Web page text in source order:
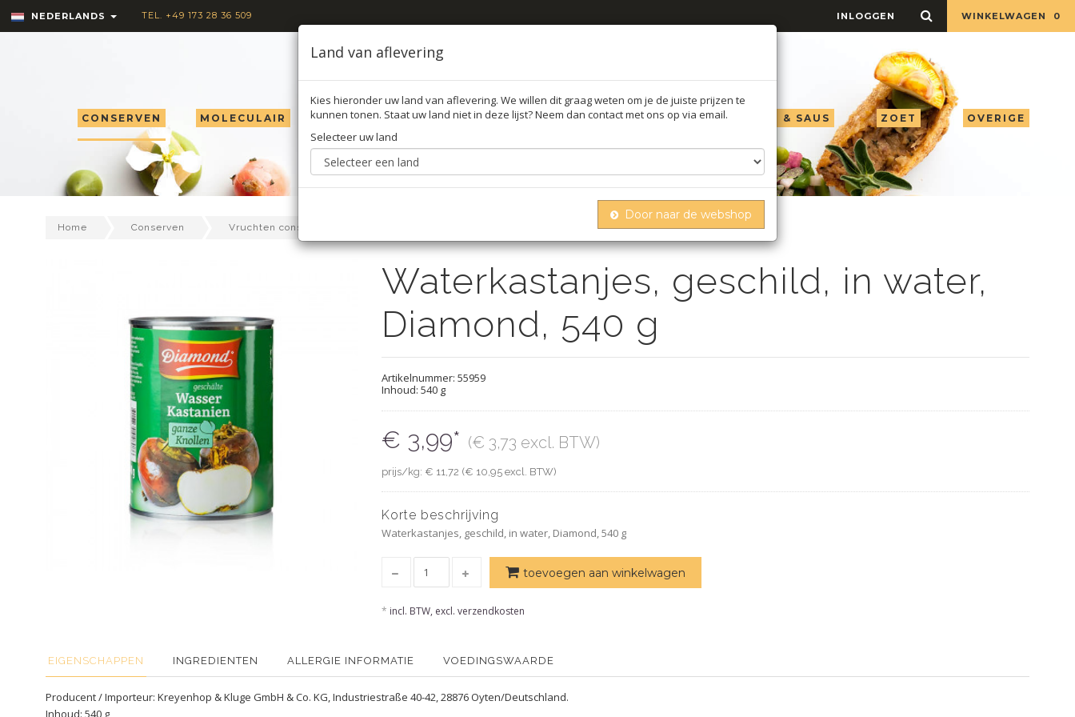
NEDERLANDS TEL. +49 173 28 36 509 WINKELWAGEN 0
INLOGGEN
CONSERVEN MOLECULAIR TRUFFEL OLIE AZIJN & SAUS ZOET OVERIGE
Home Conserven Vruchten conserven Waterkastanjes, geschild, in water, diamond, 540 g
Waterkastanjes, geschild, in water,
Diamond, 540 g
Artikelnummer: 55959
Inhoud: 540 g
€ 3,99* (€ 3,73 excl. BTW)
prijs/kg: € 11,72 (€ 10,95 excl. BTW)
Korte beschrijving
Waterkastanjes, geschild, in water, Diamond, 540 g
toevoegen aan winkelwagen
* incl. BTW, excl. verzendkosten
EIGENSCHAPPEN INGREDIENTEN ALLERGIE INFORMATIE VOEDINGSWAARDE
Producent / Importeur: Kreyenhop & Kluge GmbH & Co. KG, Industriestraße 40-42, 28876 Oyten/Deutschland.
Inhoud: 540 g
Land van aflevering
Kies hieronder uw land van aflevering. We willen dit graag weten om je de juiste prijzen te
kunnen tonen. Staat uw land niet in deze lijst? Neem dan contact met ons op via email.
Selecteer uw land
Door naar de webshop